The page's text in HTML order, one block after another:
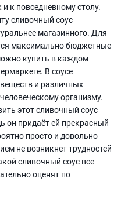
к повседневному столу.
сливочный соус
магазинного. Для
максимально бюджетные
купить в каждом
В соусе
и различных
организму.
этот сливочный соус
он придаёт ей прекрасный
просто и довольно
не возникнет трудностей
сливочный соус все
оценят по